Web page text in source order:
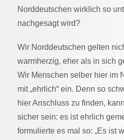
Norddeutschen wirklich so
nachgesagt wird?
Wir Norddeutschen gelten
warmherzig, eher als in sich
Wir Menschen selber hier im
mit „ehrlich“ ein. Denn so
hier Anschluss zu finden,
sicher sein: es ist ehrlich
formulierte es mal so: „Es ist